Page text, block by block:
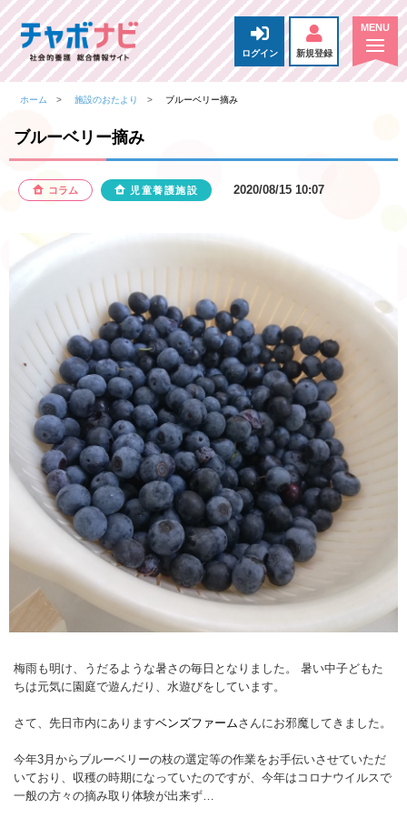
ログイン 新規登録
ホーム 施設のおたより ブルーベリー摘み
ブルーベリー摘み
コラム 児童養護施設 2020/08/15 10:07
梅雨も明け、うだるような暑さの毎日となりました。 暑い中子どもた
ちは元気に園庭で遊んだり、水遊びをしています。
さて、先日市内にありますベンズファームさんにお邪魔してきました。
今年3月からブルーベリーの枝の選定等の作業をお手伝いさせていただ
いており、収穫の時期になっていたのですが、今年はコロナウイルスで
一般の方々の摘み取り体験が出来ず…